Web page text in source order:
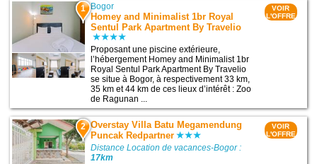
1 Bogor
Homey and Minimalist 1br Royal
Sentul Park Apartment By Travelio
Proposant une piscine extérieure,
l’hébergement Homey and Minimalist 1br
Royal Sentul Park Apartment By Travelio
se situe à Bogor, à respectivement 33 km,
35 km et 44 km de ces lieux d’intérêt : Zoo
de Ragunan ...
VOIR
L'OFFRE
2 Overstay Villa Batu Megamendung
Puncak Redpartner
Distance Location de vacances-Bogor :
17km
VOIR
L'OFFRE